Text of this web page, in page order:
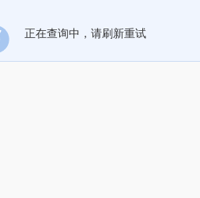
正在查询中，请刷新重试